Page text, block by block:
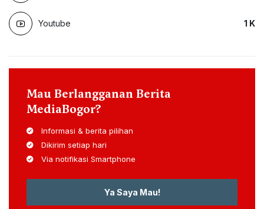
Youtube 1 K
Mau Berlangganan Berita
MediaBogor?
Informasi & berita pilihan
Dikirim setiap hari
Via notifikasi Smartphone
Ya Saya Mau!